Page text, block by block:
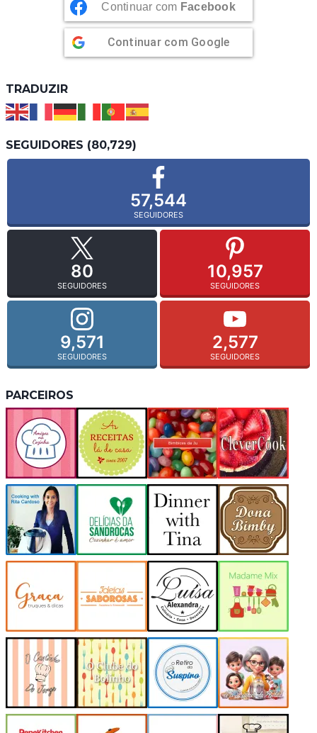
Continuar com Facebook
Continuar com Google
TRADUZIR
SEGUIDORES (80,729)
57,544
SEGUIDORES
80
SEGUIDORES
10,957
SEGUIDORES
9,571
SEGUIDORES
2,577
SEGUIDORES
PARCEIROS